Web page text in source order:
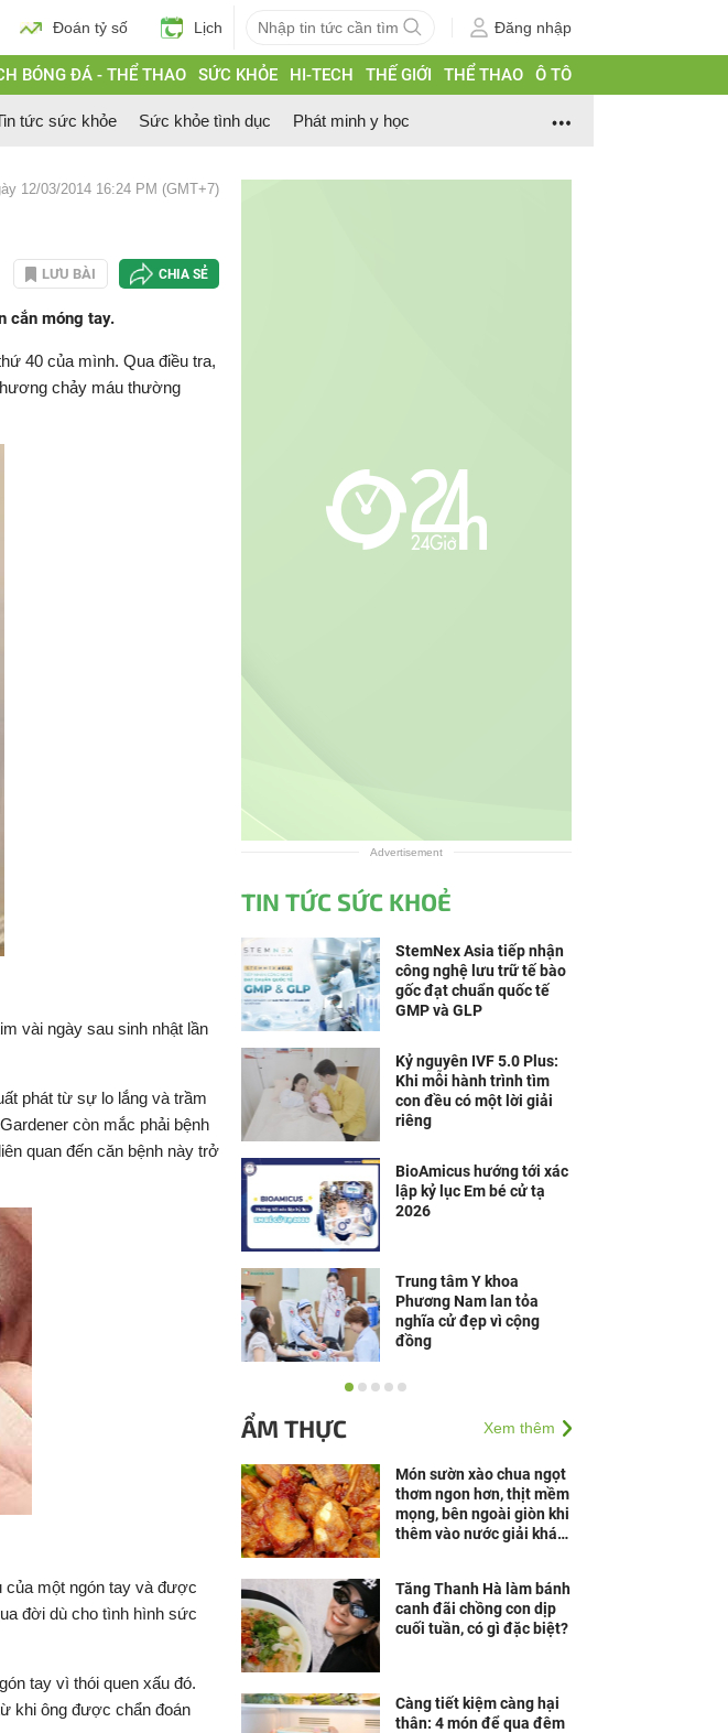
Đoán tỷ số Lịch Đăng nhập
BÓNG ĐÁ - THỂ THAO SỨC KHỎE HI-TECH THẾ GIỚI THỂ THAO Ô TÔ
tức sức khỏe Sức khỏe tình dục Phát minh y học
12/03/2014 16:24 PM (GMT+7)
LƯU BÀI CHIA SẺ
cắn móng tay.
40 của mình. Qua điều tra,
chảy máu thường
vài ngày sau sinh nhật lần
phát từ sự lo lắng và trầm
còn mắc phải bệnh
quan đến căn bệnh này trở
của một ngón tay và được
đời dù cho tình hình sức
tay vì thói quen xấu đó.
khi ông được chẩn đoán
Advertisement
TIN TỨC SỨC KHOẺ
StemNex Asia tiếp nhận
công nghệ lưu trữ tế bào
gốc đạt chuẩn quốc tế
GMP và GLP
Kỷ nguyên IVF 5.0 Plus:
Khi mỗi hành trình tìm
con đều có một lời giải
riêng
BioAmicus hướng tới xác
lập kỷ lục Em bé cử tạ
2026
Trung tâm Y khoa
Phương Nam lan tỏa
nghĩa cử đẹp vì cộng
đồng
Nói khó, yếu liệt nửa
ngờ phát hiện u não ác
ẨM THỰC Xem thêm
Món sườn xào chua ngọt
thơm ngon hơn, thịt mềm
mọng, bên ngoài giòn khi
thêm vào nước giải khát
Tăng Thanh Hà làm bánh
canh đãi chồng con dịp
cuối tuần, có gì đặc biệt?
Càng tiết kiệm càng hại
thân: 4 món để qua đêm